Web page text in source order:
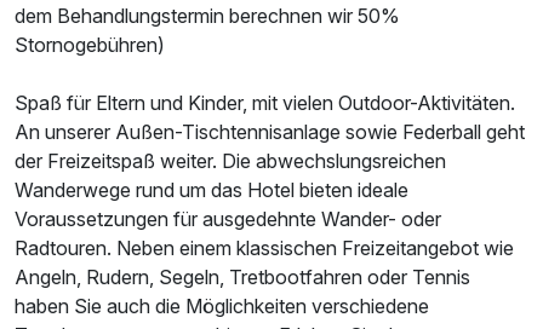
dem Behandlungstermin berechnen wir 50%
Stornogebühren)
Spaß für Eltern und Kinder, mit vielen Outdoor-Aktivitäten.
An unserer Außen-Tischtennisanlage sowie Federball geht
der Freizeitspaß weiter. Die abwechslungsreichen
Wanderwege rund um das Hotel bieten ideale
Voraussetzungen für ausgedehnte Wander- oder
Radtouren. Neben einem klassischen Freizeitangebot wie
Angeln, Rudern, Segeln, Tretbootfahren oder Tennis
haben Sie auch die Möglichkeiten verschiedene